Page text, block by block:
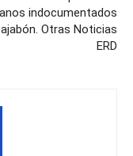
indocumentados
Otras Noticias
ERD